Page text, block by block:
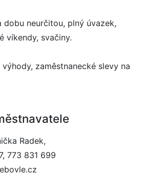
dobu neurčitou, plný úvazek,
víkendy, svačiny.
zaměstnanecké slevy na
Radek,
773 831 699